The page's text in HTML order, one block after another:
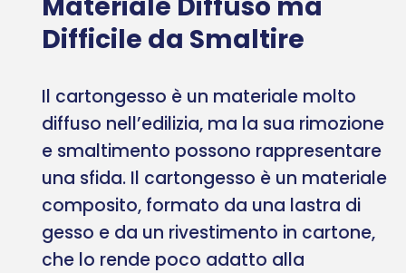
Difficile da Smaltire
Il cartongesso è un materiale molto
diffuso nell’edilizia, ma la sua rimozione
e smaltimento possono rappresentare
una sfida. Il cartongesso è un materiale
composito, formato da una lastra di
gesso e da un rivestimento in cartone,
che lo rende poco adatto alla